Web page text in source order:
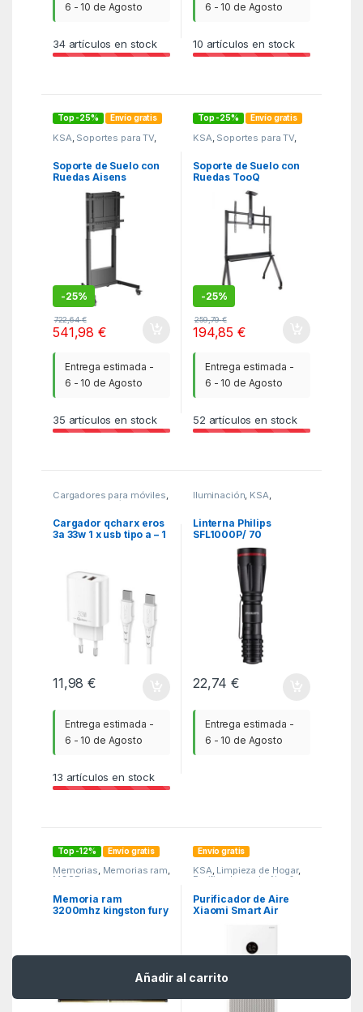
Añadir al carrito
6 - 10 de Agosto
34artículos en stock
6 - 10 de Agosto
10 artículos en stock
Top -25% Envío gratis
KSA Soportes para TV,
Soportes TV
Soporte de Suelo con
Ruedas Aisens
FT100E-263 para TV
de 60-100″/ hasta
-25%
722,64€
541,98€
Entrega estimada -
6 - 10 de Agosto
35 artículos en stock
Top -25% Envío gratis
KSA Soportes para TV,
Soportes TV
Soporte de Suelo con
Ruedas TooQ
FS20208M-B para TV
de 55-100″/ hasta
-25%
259,79€
194,85€
Entrega estimada -
6 - 10 de Agosto
52 artículos en stock
Cargadores para móviles,
Telefonía
Cargador qcharx eros
3a 33w 1 x usb tipo a – 1
11,98€
Entrega estimada -
6 - 10 de Agosto
13 artículos en stock
Iluminación, KSA,
Linterna Philips
SFL1000P/ 70
Lúmenes/ 1 pilas *AA
22,74€
Entrega estimada -
6 - 10 de Agosto
Top -12% Envío gratis
Memorias, Memorias ram,
MGSR
Memoria ram
3200mhz kingston fury
Envío gratis
KSA, Limpieza de Hogar,
Purificadores de Aire &
Purificador de Aire
Xiaomi Smart Air
43m2/ 61dB